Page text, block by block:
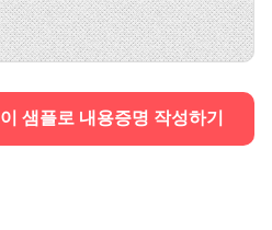
이 샘플로 내용증명 작성하기